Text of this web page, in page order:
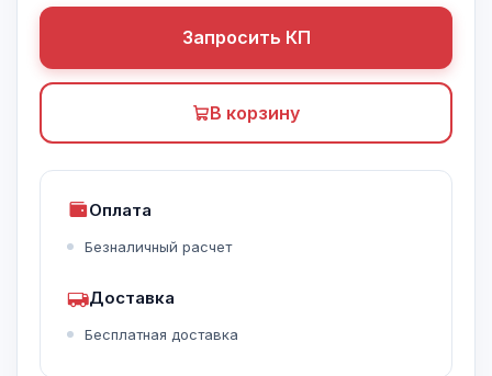
Запросить КП
В корзину
Оплата
Безналичный расчет
Доставка
Бесплатная доставка